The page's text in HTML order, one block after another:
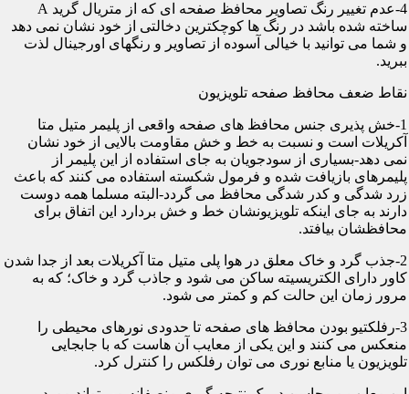
4-عدم تغییر رنگ تصاویر محافظ صفحه ای که از متریال گرید A
ساخته شده باشد در رنگ ها کوچکترین دخالتی از خود نشان نمی دهد
و شما می توانید با خیالی آسوده از تصاویر و رنگهای اورجینال لذت
ببرید.
نقاط ضعف محافظ صفحه تلویزیون
1-خش پذیری جنس محافظ های صفحه واقعی از پلیمر متیل متا
آکریلات است و نسبت به خط و خش مقاومت بالایی از خود نشان
نمی دهد-بسیاری از سودجویان به جای استفاده از این پلیمر از
پلیمرهای بازیافت شده و فرمول شکسته استفاده می کنند که باعث
زرد شدگی و کدر شدگی محافظ می گردد-البته مسلما همه دوست
دارند به جای اینکه تلویزیونشان خط و خش بردارد این اتفاق برای
محافظشان بیافتد.
2-جذب گرد و خاک معلق در هوا پلی متیل متا آکریلات بعد از جدا شدن
کاور دارای الکتریسیته ساکن می شود و جاذب گرد و خاک؛ که به
مرور زمان این حالت کم و کمتر می شود.
3-رفلکتیو بودن محافظ های صفحه تا حدودی نورهای محیطی را
منعکس می کنند و این یکی از معایب آن هاست که با جابجایی
تلویزیون یا منابع نوری می توان رفلکس را کنترل کرد.